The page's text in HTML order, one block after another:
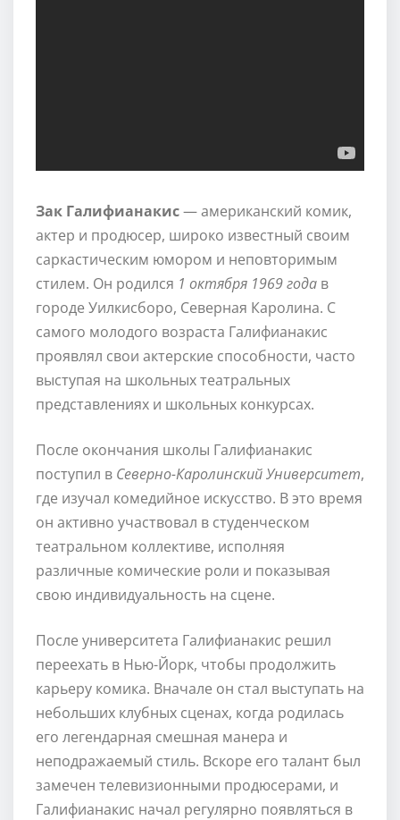
Зак Галифианакис— американский комик,
актер и продюсер, широко известный своим
саркастическим юмором и неповторимым
стилем. Он родился 1 октября 1969 года в
городе Уилкисборо, Северная Каролина. С
самого молодого возраста Галифианакис
проявлял свои актерские способности, часто
выступая на школьных театральных
представлениях и школьных конкурсах.
После окончания школы Галифианакис
поступил в Северно-Каролинский Университет,
где изучал комедийное искусство. В это время
он активно участвовал в студенческом
театральном коллективе, исполняя
различные комические роли и показывая
свою индивидуальность на сцене.
После университета Галифианакис решил
переехать в Нью-Йорк, чтобы продолжить
карьеру комика. Вначале он стал выступать на
небольших клубных сценах, когда родилась
его легендарная смешная манера и
неподражаемый стиль. Вскоре его талант был
замечен телевизионными продюсерами, и
Галифианакис начал регулярно появляться в